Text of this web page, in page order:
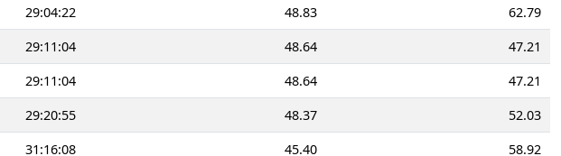
29:04:22 48.83
62.79
29:11:04 48.64
47.21
29:11:04 48.64
47.21
29:20:55 48.37
52.03
31:16:08 45.40 58.92